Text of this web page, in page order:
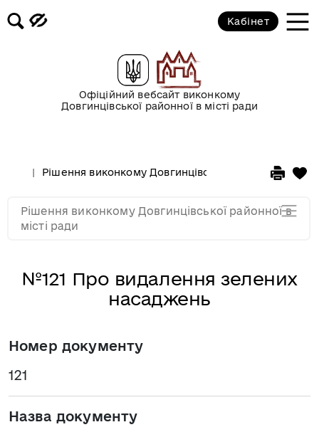
Офіційний вебсайт виконкому
Довгинцівської районної в місті ради
Кабінет
Рішення виконкому Довгинцівської районної в
№121 Про видалення зелених
насаджень
Номер документу
121
Назва документу
Рішення виконкому Довгинцівської районної в
місті ради
2017 рік
2015 рік
2013 рік
2012 рік